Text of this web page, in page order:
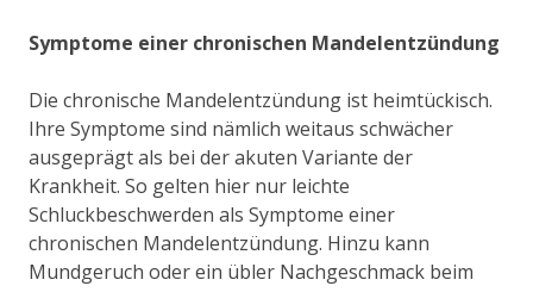
Symptome einer chronischen Mandelentzündung
Die chronische Mandelentzündung ist heimtückisch.
Ihre Symptome sind nämlich weitaus schwächer
ausgeprägt als bei der akuten Variante der
Krankheit. So gelten hier nur leichte
Schluckbeschwerden als Symptome einer
chronischen Mandelentzündung. Hinzu kann
Mundgeruch oder ein übler Nachgeschmack beim